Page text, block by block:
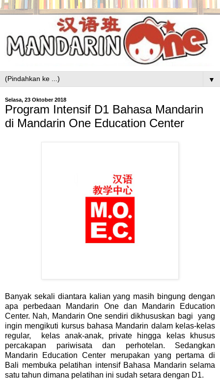
▼
Selasa, 23 Oktober 2018
Program Intensif D1 Bahasa Mandarin
di Mandarin One Education Center
Banyak sekali diantara kalian yang masih bingung dengan
apa perbedaan Mandarin One dan Mandarin Education
Center. Nah, Mandarin One sendiri dikhususkan bagi
yang
ingin mengikuti kursus bahasa Mandarin dalam kelas-kelas
regular,
kelas anak-anak, private hingga kelas khusus
percakapan pariwisata dan perhotelan. Sedangkan
Mandarin Education Center merupakan yang pertama di
Bali membuka pelatihan intensif Bahasa Mandarin selama
satu tahun dimana pelatihan ini sudah setara dengan D1.